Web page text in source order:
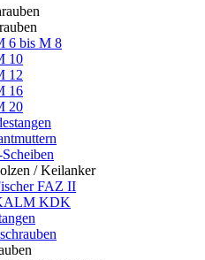
6 bis M 8
10
12
16
20
/ Keilanker
FAZ II
KDK